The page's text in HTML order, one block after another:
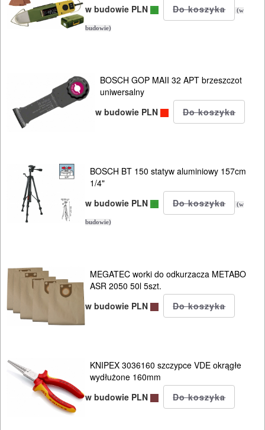
SPAWALNICTWO
PROSTOWNIKI
OSPRZĘT
ODZIEŻ
ROBOCZA
SPRZĘT
AGD
OGRODNICZE
KOSIARKI-
KOSY
MYJKI
w budowie PLN
(w
budowie)
BOSCH GOP MAII 32 APT brzeszczot
uniwersalny
w budowie PLN
BOSCH BT 150 statyw aluminiowy 157cm
1/4"
w budowie PLN
(w
budowie)
MEGATEC worki do odkurzacza METABO
ASR 2050 50l 5szt.
w budowie PLN
KNIPEX 3036160 szczypce VDE okrągłe
wydłużone 160mm
w budowie PLN